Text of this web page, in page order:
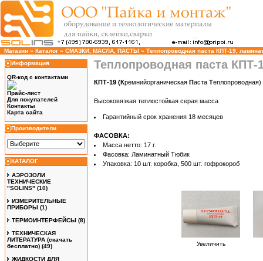
Магазин » Каталог » СМАЗКИ, МАСЛА, ПАСТЫ » Теплопроводная паста КПТ-19,
Информация
QR-код с контактами
Прайс-лист
Для покупателей
Контакты
Карта сайта
Производители
КАТАЛОГ
АЭРОЗОЛИ
ТЕХНИЧЕСКИЕ
"SOLINS" (10)
ИЗМЕРИТЕЛЬНЫЕ
ПРИБОРЫ (1)
ТЕРМОИНТЕРФЕЙСЫ (8)
ТЕХНИЧЕСКАЯ
ЛИТЕРАТУРА (скачать
бесплатно) (49)
ЖИДКОСТИ ДЛЯ
Теплопроводная паста
КПТ-19 (Кремнийорганическая Паста Теплопроводная)
Высоковязкая теплостойкая серая масса
Гарантийный срок хранения 18 месяцев
ФАСОВКА:
Масса нетто: 17 г.
Фасовка: Ламинатный Тюбик
Упаковка: 10 шт. коробка, 500 шт. гофрокороб
Увеличить